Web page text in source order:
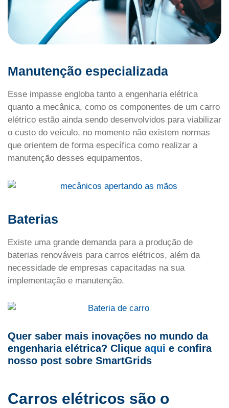
Manutenção especializada
Esse impasse engloba tanto a engenharia elétrica
quanto a mecânica, como os componentes de um carro
elétrico estão ainda sendo desenvolvidos para viabilizar
o custo do veículo, no momento não existem normas
que orientem de forma específica como realizar a
manutenção desses equipamentos.
Baterias
Existe uma grande demanda para a produção de
baterias renováveis para carros elétricos, além da
necessidade de empresas capacitadas na sua
implementação e manutenção.
Quer saber mais inovações no mundo da
engenharia elétrica? Clique aqui e confira
nosso post sobre SmartGrids
Carros elétricos são o